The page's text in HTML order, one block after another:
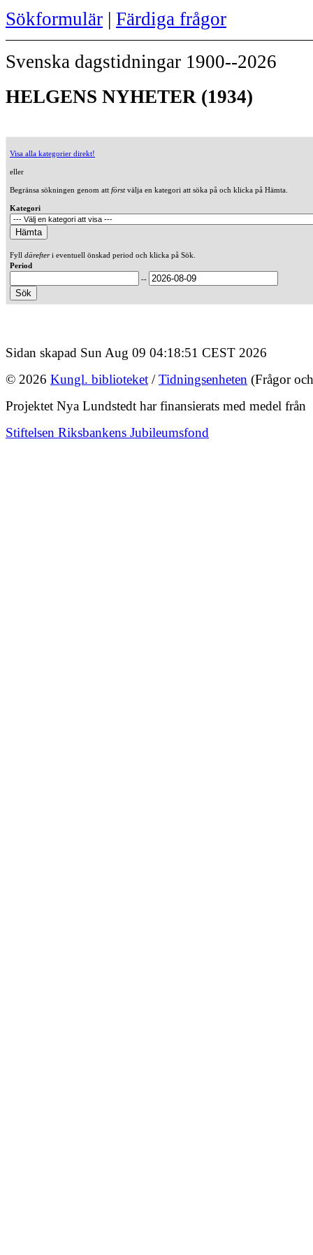
Sökformulär | Färdiga frågor
Svenska dagstidningar 1900--2026
HELGENS NYHETER (1934)
Visa alla kategorier direkt!
eller
Begränsa sökningen genom att förstvälja en kategori att söka på och klicka på Hämta.
Kategori
Fyll därefteri eventuell önskad period och klicka på Sök.
Period
--
Sidan skapad Sun Aug 09 04:18:51 CEST 2026
© 2026 Kungl. biblioteket /Tidningsenheten (Frågor
Projektet Nya Lundstedt har finansierats med medel från
Stiftelsen Riksbankens Jubileumsfond